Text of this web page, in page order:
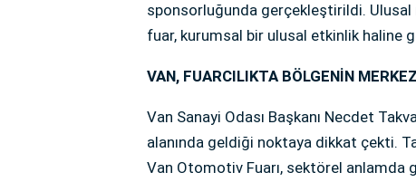
sponsorluğunda gerçekleştirildi. Ulusal
fuar, kurumsal bir ulusal etkinlik haline
VAN, FUARCILIKTA BÖLGENİN
Van Sanayi Odası Başkanı Necdet
alanında geldiği noktaya dikkat çekti.
Van Otomotiv Fuarı, sektörel anlamda